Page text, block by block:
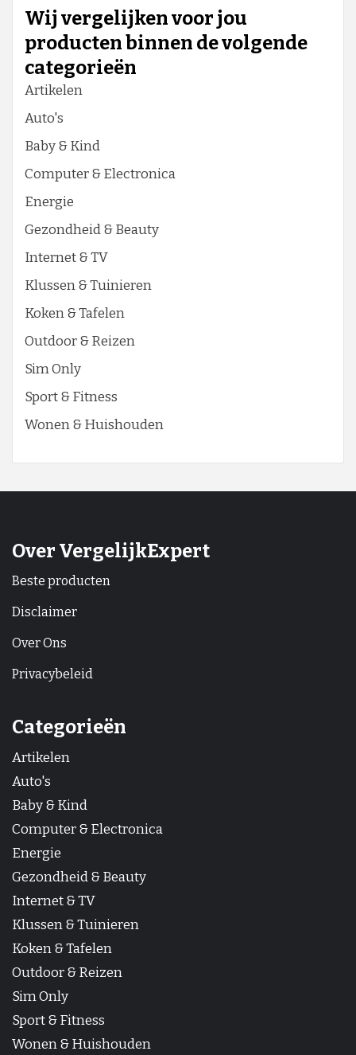
Wij vergelijken voor jou
producten binnen de volgende
categorieën
Artikelen
Auto's
Baby & Kind
Computer & Electronica
Energie
Gezondheid & Beauty
Internet & TV
Klussen & Tuinieren
Koken & Tafelen
Outdoor & Reizen
Sim Only
Sport & Fitness
Wonen & Huishouden
Over VergelijkExpert
Beste producten
Disclaimer
Over Ons
Privacybeleid
Categorieën
Artikelen
Auto's
Baby & Kind
Computer & Electronica
Energie
Gezondheid & Beauty
Internet & TV
Klussen & Tuinieren
Koken & Tafelen
Outdoor & Reizen
Sim Only
Sport & Fitness
Wonen & Huishouden